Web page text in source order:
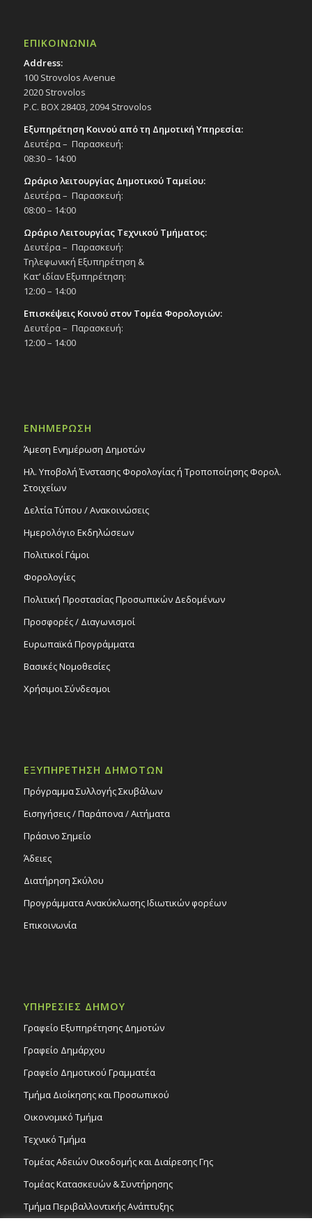
ΕΠΙΚΟΙΝΩΝΙΑ
Address:
100 Strovolos Avenue
2020 Strovolos
P.C. BOX 28403, 2094 Strovolos
Εξυπηρέτηση Κοινού από τη Δημοτική Υπηρεσία:
Δευτέρα – Παρασκευή:
08:30 – 14:00
Ωράριο λειτουργίας Δημοτικού Ταμείου:
Δευτέρα – Παρασκευή:
08:00 – 14:00
Ωράριο Λειτουργίας Τεχνικού Τμήματος:
Δευτέρα – Παρασκευή:
Τηλεφωνική Εξυπηρέτηση &
Κατ’ ιδίαν Εξυπηρέτηση:
12:00 – 14:00
Επισκέψεις Κοινού στον Τομέα Φορολογιών:
Δευτέρα – Παρασκευή:
12:00 – 14:00
ΕΝΗΜΕΡΩΣΗ
Άμεση Ενημέρωση Δημοτών
Ηλ. Υποβολή Ένστασης Φορολογίας ή Τροποποίησης Φορολ.
Στοιχείων
Δελτία Τύπου / Ανακοινώσεις
Ημερολόγιο Εκδηλώσεων
Πολιτικοί Γάμοι
Φορολογίες
Πολιτική Προστασίας Προσωπικών Δεδομένων
Προσφορές / Διαγωνισμοί
Ευρωπαϊκά Προγράμματα
Βασικές Νομοθεσίες
Χρήσιμοι Σύνδεσμοι
ΕΞΥΠΗΡΕΤΗΣΗ ΔΗΜΟΤΩΝ
Πρόγραμμα Συλλογής Σκυβάλων
Εισηγήσεις / Παράπονα / Αιτήματα
Πράσινο Σημείο
Άδειες
Διατήρηση Σκύλου
Προγράμματα Ανακύκλωσης Ιδιωτικών φορέων
Επικοινωνία
ΥΠΗΡΕΣΙΕΣ ΔΗΜΟΥ
Γραφείο Εξυπηρέτησης Δημοτών
Γραφείο Δημάρχου
Γραφείο Δημοτικού Γραμματέα
Τμήμα Διοίκησης και Προσωπικού
Οικονομικό Τμήμα
Τεχνικό Τμήμα
Τομέας Αδειών Οικοδομής και Διαίρεσης Γης
Τομέας Κατασκευών & Συντήρησης
Τμήμα Περιβαλλοντικής Ανάπτυξης